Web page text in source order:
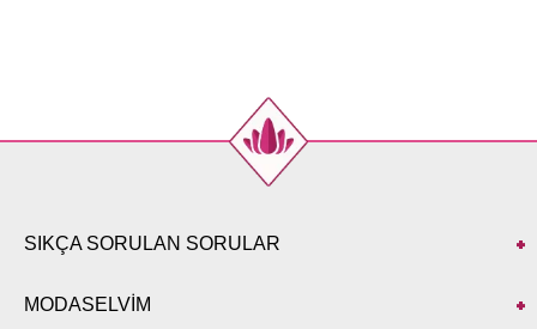
SIKÇA SORULAN SORULAR
MODASELVİM